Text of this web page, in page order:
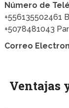
Número de
+556135502461
+5078481043
Correo
Ventajas